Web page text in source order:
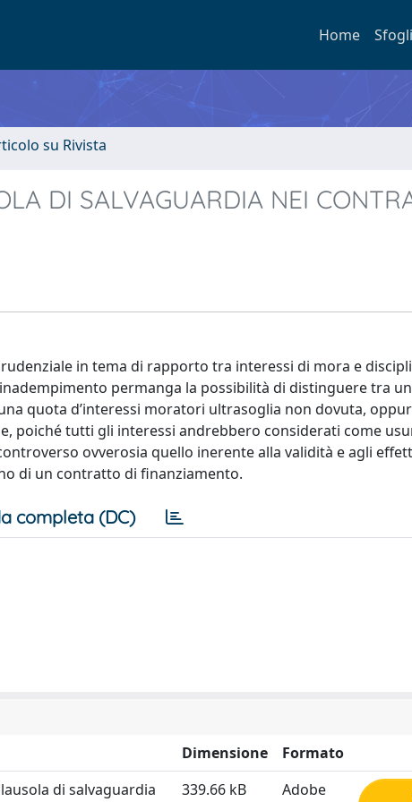
Home
su Rivista
DI SALVAGUARDIA NEI
in tema di rapporto tra interessi di mora e
permanga la possibilità di distinguere tra
quota d’interessi moratori ultrasoglia non dovuta,
poiché tutti gli interessi andrebbero considerati come
ovverosia quello inerente alla validità e agli
di un contratto di finanziamento.
completa (DC)
Dimensione
Formato
di salvaguardia
339.66 kB
Adobe